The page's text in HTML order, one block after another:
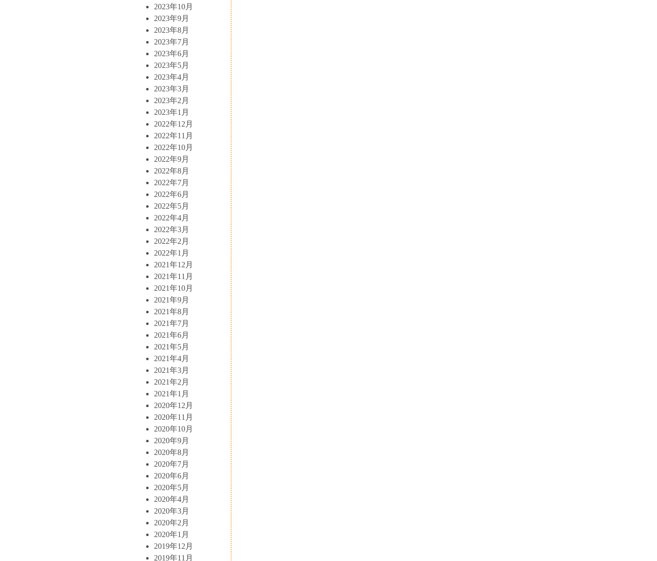
2023年10月
2023年9月
2023年8月
2023年7月
2023年6月
2023年5月
2023年4月
2023年3月
2023年2月
2023年1月
2022年12月
2022年11月
2022年10月
2022年9月
2022年8月
2022年7月
2022年6月
2022年5月
2022年4月
2022年3月
2022年2月
2022年1月
2021年12月
2021年11月
2021年10月
2021年9月
2021年8月
2021年7月
2021年6月
2021年5月
2021年4月
2021年3月
2021年2月
2021年1月
2020年12月
2020年11月
2020年10月
2020年9月
2020年8月
2020年7月
2020年6月
2020年5月
2020年4月
2020年3月
2020年2月
2020年1月
2019年12月
2019年11月